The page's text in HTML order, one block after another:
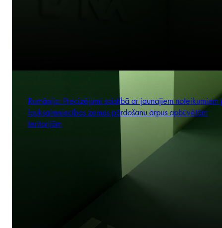
Rumānija: Precizējumi saistībā ar jaunajiem noteikumiem
lauksaimniecības zemes pārdošanu ārpus apbūvētām
teritorijām